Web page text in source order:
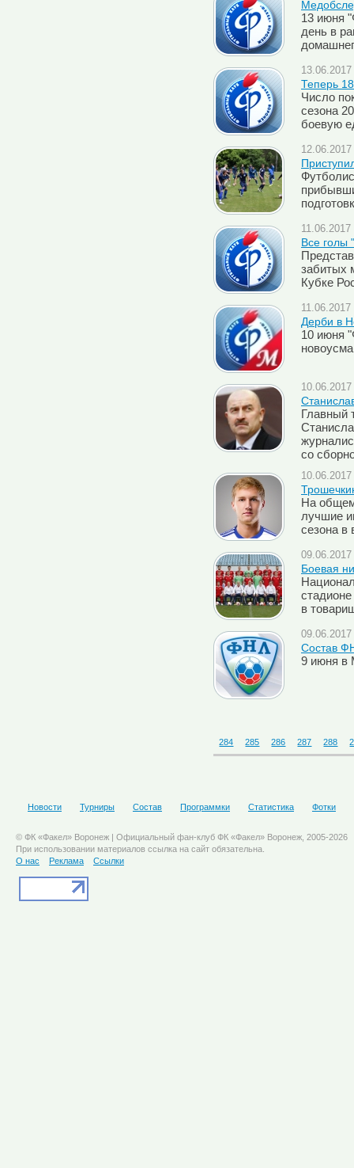
13 июня
день в
Теперь 18
Число
сезона
боевую
Все голы
забитых
Кубке
Дерби в
10 июня
Главный
со
На
лучшие
сезона в
Боевая
в
Состав
9 июня в
284 285 286 287 288
Новости Турниры Состав Программки Статистика Фотки
© ФК «Факел» Воронеж | Официальный фан-клуб ФК «Факел» Воронеж, 2005-2026
При использовании материалов ссылка на сайт обязательна.
О нас
Реклама Ссылки